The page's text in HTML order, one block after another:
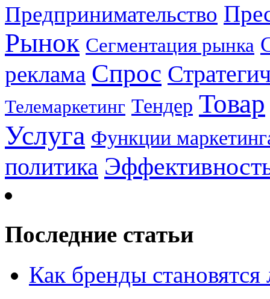
Предпринимательство
Рынок Сегментация рынка
реклама Спрос
Телемаркетинг Тендер Товар
Услуга Функции
политика
Последние статьи
Как бренды